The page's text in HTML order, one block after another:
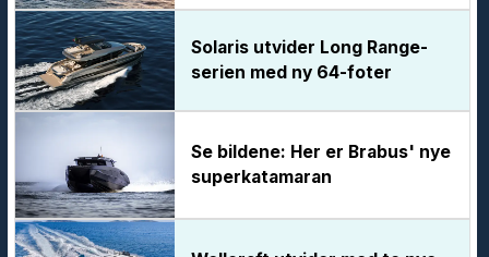
Solaris utvider Long Range-
serien med ny 64-foter
Se bildene: Her er Brabus' nye
superkatamaran